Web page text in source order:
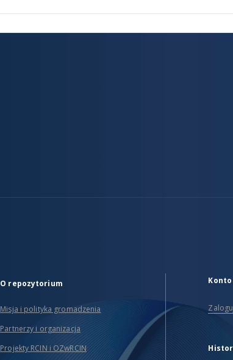
O repozytorium
Misja i polityka gromadzenia
Partnerzy i organizacja
Projekty RCIN i OZwRCIN